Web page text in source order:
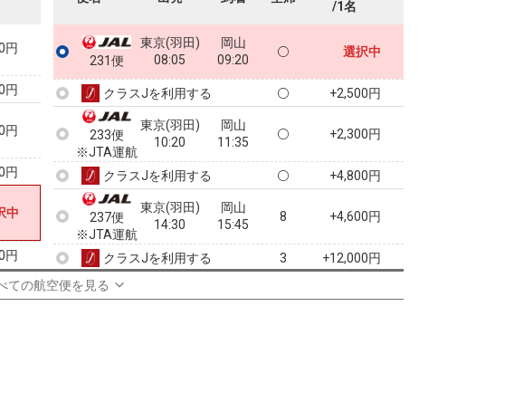
円
円
円
円
中
円
/1名
231便
東京(羽田)
08:05
岡山
09:20
選択中
クラスJを利用する +2,500円
233便
※JTA運航
東京(羽田)
10:20
岡山
11:35
+2,300円
クラスJを利用する +4,800円
237便
※JTA運航
東京(羽田)
14:30
岡山
15:45
8 +4,600円
クラスJを利用する 3 +12,000円
― 円
ての航空便を見る